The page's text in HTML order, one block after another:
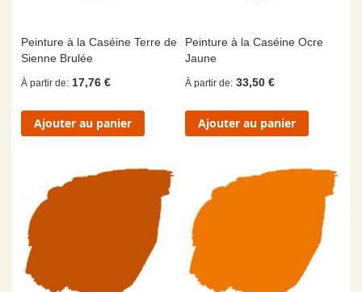
Peinture à la Caséine Terre de
Sienne Brulée
À partir de 17,76 €
Ajouter au panier
Peinture à la Caséine Ocre
Jaune
À partir de 33,50 €
Ajouter au panier